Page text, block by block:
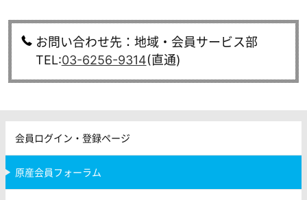
お問い合わせ先：地域・会員サービス部
TEL:03-6256-9314(直通)
会員ログイン・登録ページ
原産会員フォーラム